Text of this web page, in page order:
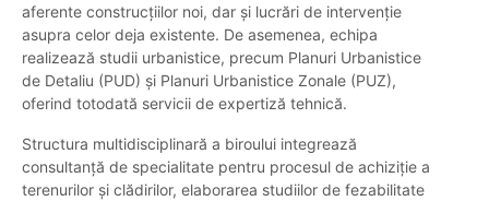
aferente construcțiilor noi, dar și lucrări de intervenție
asupra celor deja existente. De asemenea, echipa
realizează studii urbanistice, precum Planuri Urbanistice
de Detaliu (PUD) și Planuri Urbanistice Zonale (PUZ),
oferind totodată servicii de expertiză tehnică.
Structura multidisciplinară a biroului integrează
consultanță de specialitate pentru procesul de achiziție a
terenurilor și clădirilor, elaborarea studiilor de fezabilitate